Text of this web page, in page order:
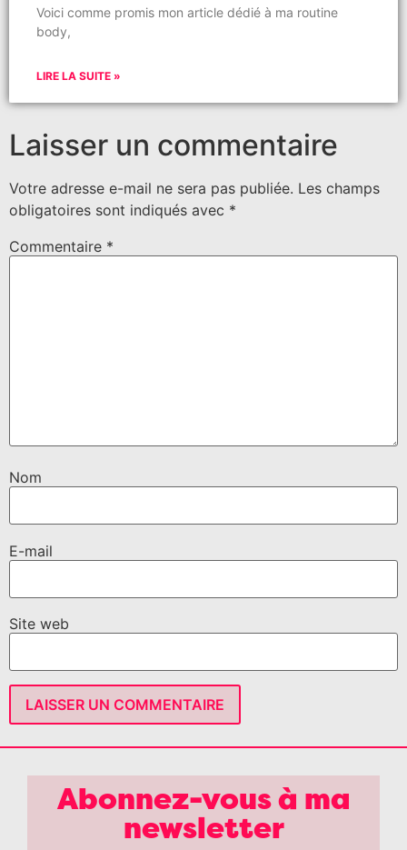
Voici comme promis mon article dédié à ma routine
body,
LIRE LA SUITE »
Laisser un commentaire
Votre adresse e-mail ne sera pas publiée. Les champs
obligatoires sont indiqués avec *
Commentaire *
Nom
E-mail
Site web
Abonnez-vous à ma
newsletter